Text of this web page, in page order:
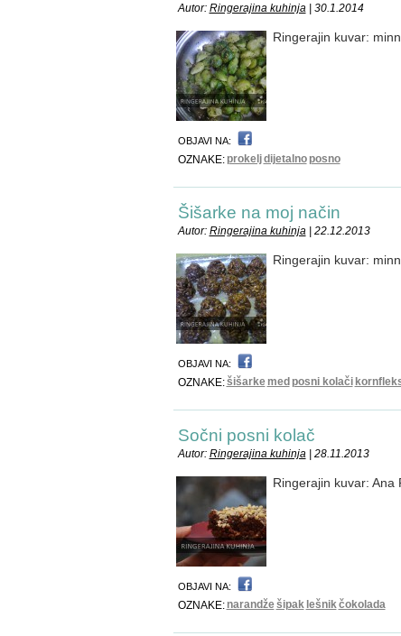
Autor: Ringerajina kuhinja| 30.1.2014
Ringerajin kuvar:
OBJAVI NA:
OZNAKE: prokeljdijetalno posno
Šišarke na moj način
Autor: Ringerajina kuhinja| 22.12.2013
Ringerajin kuvar:
OBJAVI NA:
OZNAKE:šišarke med posni kolači
Sočni posni kolač
Autor: Ringerajina kuhinja| 28.11.2013
Ringerajin kuvar: Ana
OBJAVI NA:
OZNAKE: narandžešipak lešnikčokolada